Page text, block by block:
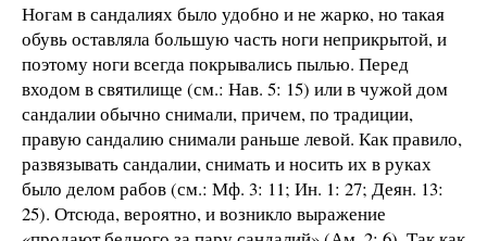
Ногам в сандалиях было удобно и не жарко, но такая
обувь оставляла большую часть ноги неприкрытой, и
поэтому ноги всегда покрывались пылью. Перед
входом в святилище (см.: Нав. 5: 15) или в чужой дом
сандалии обычно снимали, причем, по традиции,
правую сандалию снимали раньше левой. Как правило,
развязывать сандалии, снимать и носить их в руках
было делом рабов (см.: Мф. 3: 11; Ин. 1: 27; Деян. 13:
25). Отсюда, вероятно, и возникло выражение